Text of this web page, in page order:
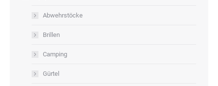
Abwehrstöcke
Brillen
Camping
Gürtel